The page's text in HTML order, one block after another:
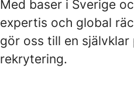
Med baser i Sverige
expertis och global
gör oss till en
rekrytering.